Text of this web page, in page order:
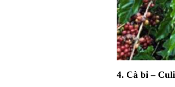
4. Cà bi – Culi